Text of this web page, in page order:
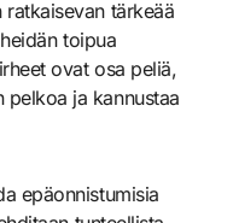
ratkaisevan tärkeää
toipua
ovat osa peliä,
pelkoa ja kannustaa
epäonnistumisia